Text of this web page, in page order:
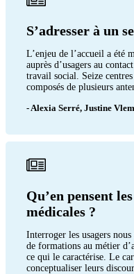
S’adresser à un
L’enjeu de l’accueil a été
auprès d’usagers au
travail social. Seize
composés de plusieurs
- Alexia Serré, Justine
Qu’en pensent
médicales ?
Interroger les usagers
de formations au métier
ce qui le caractérise. Le
conceptualiser leurs